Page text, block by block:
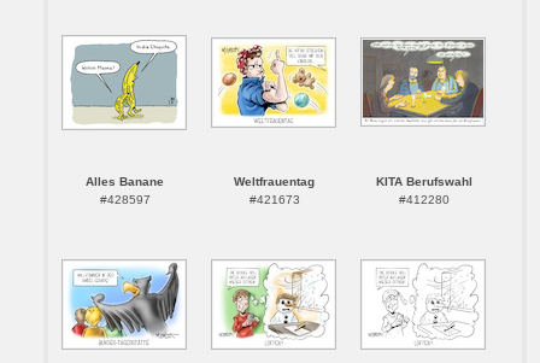
Alles Banane
#428597
Weltfrauentag
#421673
KITA Berufswahl
#412280